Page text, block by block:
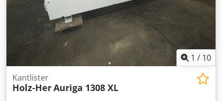
1 / 10
Kantlister
Holz-HerAuriga 1308 XL